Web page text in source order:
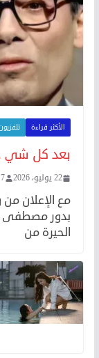
الأكثر قراءة
بعد كل شي ..
22 يوليو، 2026 7 فنون
مع الإعلان
بدور مصطفى
الحيرة من